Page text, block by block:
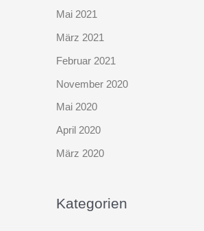
Mai 2021
März 2021
Februar 2021
November 2020
Mai 2020
April 2020
März 2020
Kategorien